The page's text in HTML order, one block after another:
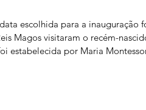
escolhida para a
Magos visitaram o recém-
estabelecida por Maria